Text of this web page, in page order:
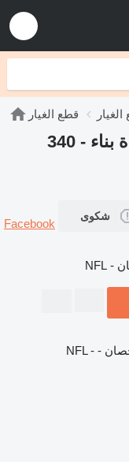
قطع الغيار
المحرك Caterpillar C12 - إعادة بناء - 340
شكوى
Facebook